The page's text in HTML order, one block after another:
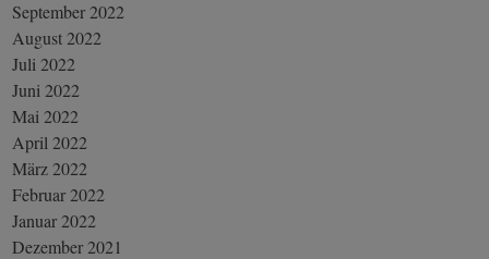
September 2022
August 2022
Juli 2022
Juni 2022
Mai 2022
April 2022
März 2022
Februar 2022
Januar 2022
Dezember 2021